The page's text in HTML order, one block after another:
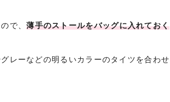
で、薄手のストールをバッグに入れておく
レーなどの明るいカラーのタイツを合わせ